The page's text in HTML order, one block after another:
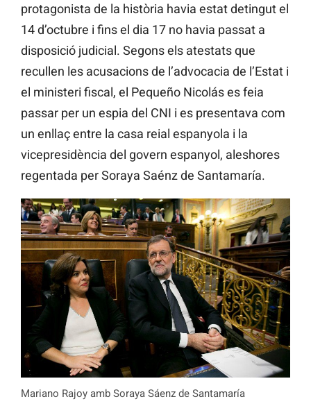
protagonista de la història havia estat detingut el
14 d’octubre i fins el dia 17 no havia passat a
disposició judicial. Segons els atestats que
recullen les acusacions de l’advocacia de l’Estat i
el ministeri fiscal, el Pequeño Nicolás es feia
passar per un espia del CNI i es presentava com
un enllaç entre la casa reial espanyola i la
vicepresidència del govern espanyol, aleshores
regentada per Soraya Saénz de Santamaría.
Mariano Rajoy amb Soraya Sáenz de Santamaría